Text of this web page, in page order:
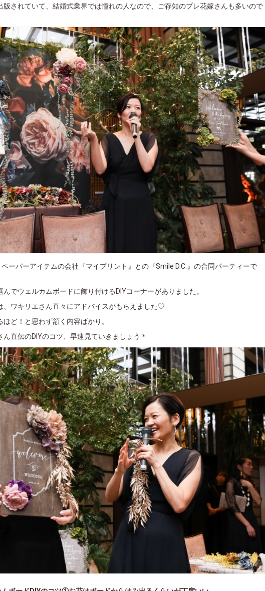
版されていて、結婚式業界では憧れの人なので、ご存知のプレ花嫁さんも多いので
ーパーアイテムの会社『マイプリント』との『Smile D.C.』の合同パーティーで
でウェルカムボードに飾り付けるDIYコーナーがありました。
、ワキリエさん直々にアドバイスがもらえました♡
ど！と思わず頷く内容ばかり。
直伝のDIYのコツ、早速見ていきましょう＊